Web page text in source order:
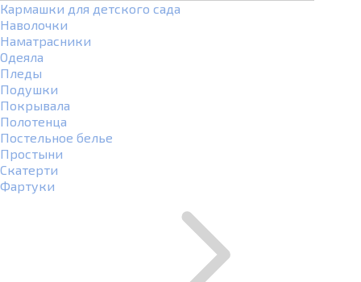
Кармашки для детского сада
Наволочки
Наматрасники
Одеяла
Пледы
Подушки
Покрывала
Полотенца
Постельное белье
Простыни
Скатерти
Фартуки